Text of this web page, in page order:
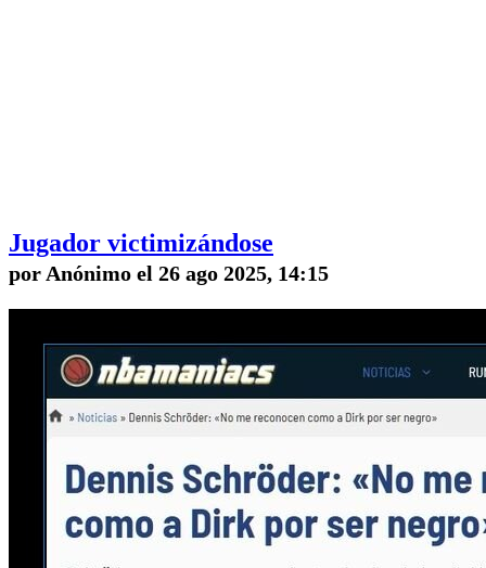
Jugador victimizándose
por Anónimo el 26 ago 2025, 14:15